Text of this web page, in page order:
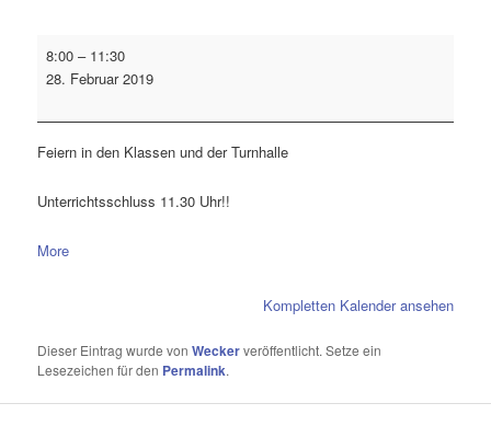
8:00 – 11:30
28. Februar 2019
Feiern in den Klassen und der Turnhalle
Unterrichtsschluss 11.30 Uhr!!
More
Kompletten Kalender ansehen
Dieser Eintrag wurde vonWeckerveröffentlicht. Setze ein
Lesezeichen für den Permalink.